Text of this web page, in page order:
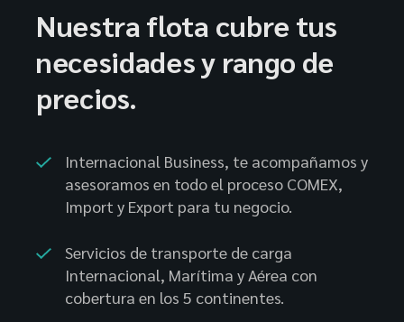
Nuestra flota cubre tus
necesidades y rango de
precios.
Internacional Business, te acompañamos y
asesoramos en todo el proceso COMEX,
Import y Export para tu negocio.
Servicios de transporte de carga
Internacional, Marítima y Aérea con
cobertura en los 5 continentes.